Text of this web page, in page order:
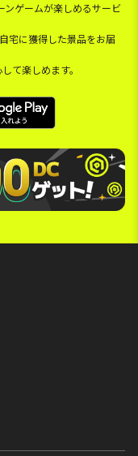
ンゲームが楽しめるサービ
宅に獲得した景品をお届
て楽しめます。